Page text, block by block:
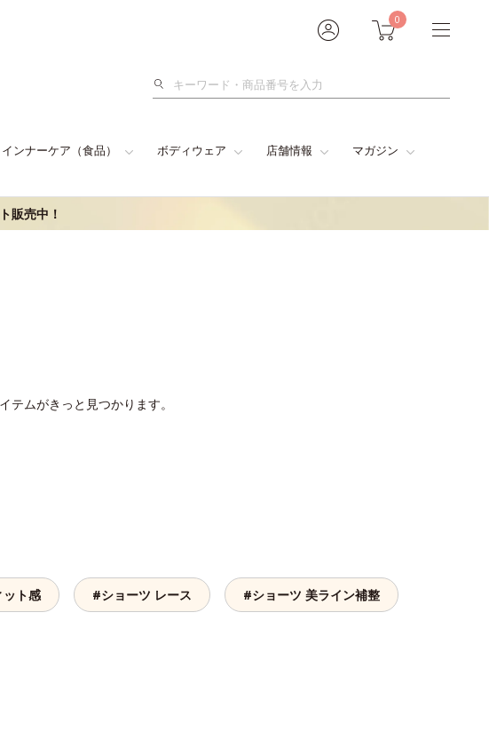
0
検
インナーケア（食品） ボディウェア 店舗情報 マガジン
販売中！
ムがきっと見つかります。
ト感 #ショーツ レース #ショーツ 美ライン補整